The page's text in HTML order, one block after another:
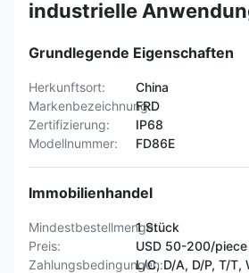
industrielle
Grundlegende Eigenschaften
Herkunftsort:
China
Markenbezeichnung:
FRD
Zertifizierung:
IP68
Modellnummer:
FD86E
Immobilienhandel
Mindestbestellmenge:1 Stück
Preis:
USD 50-200/piece
Zahlungsbedingungen:L/C, D/A, D/P, T/T,